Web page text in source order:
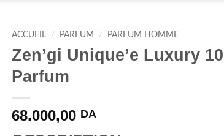
ACCUEIL / PARFUM / PARFUM HOMME
Zen’gi Unique’e Luxury
Parfum
68.000,00 DA